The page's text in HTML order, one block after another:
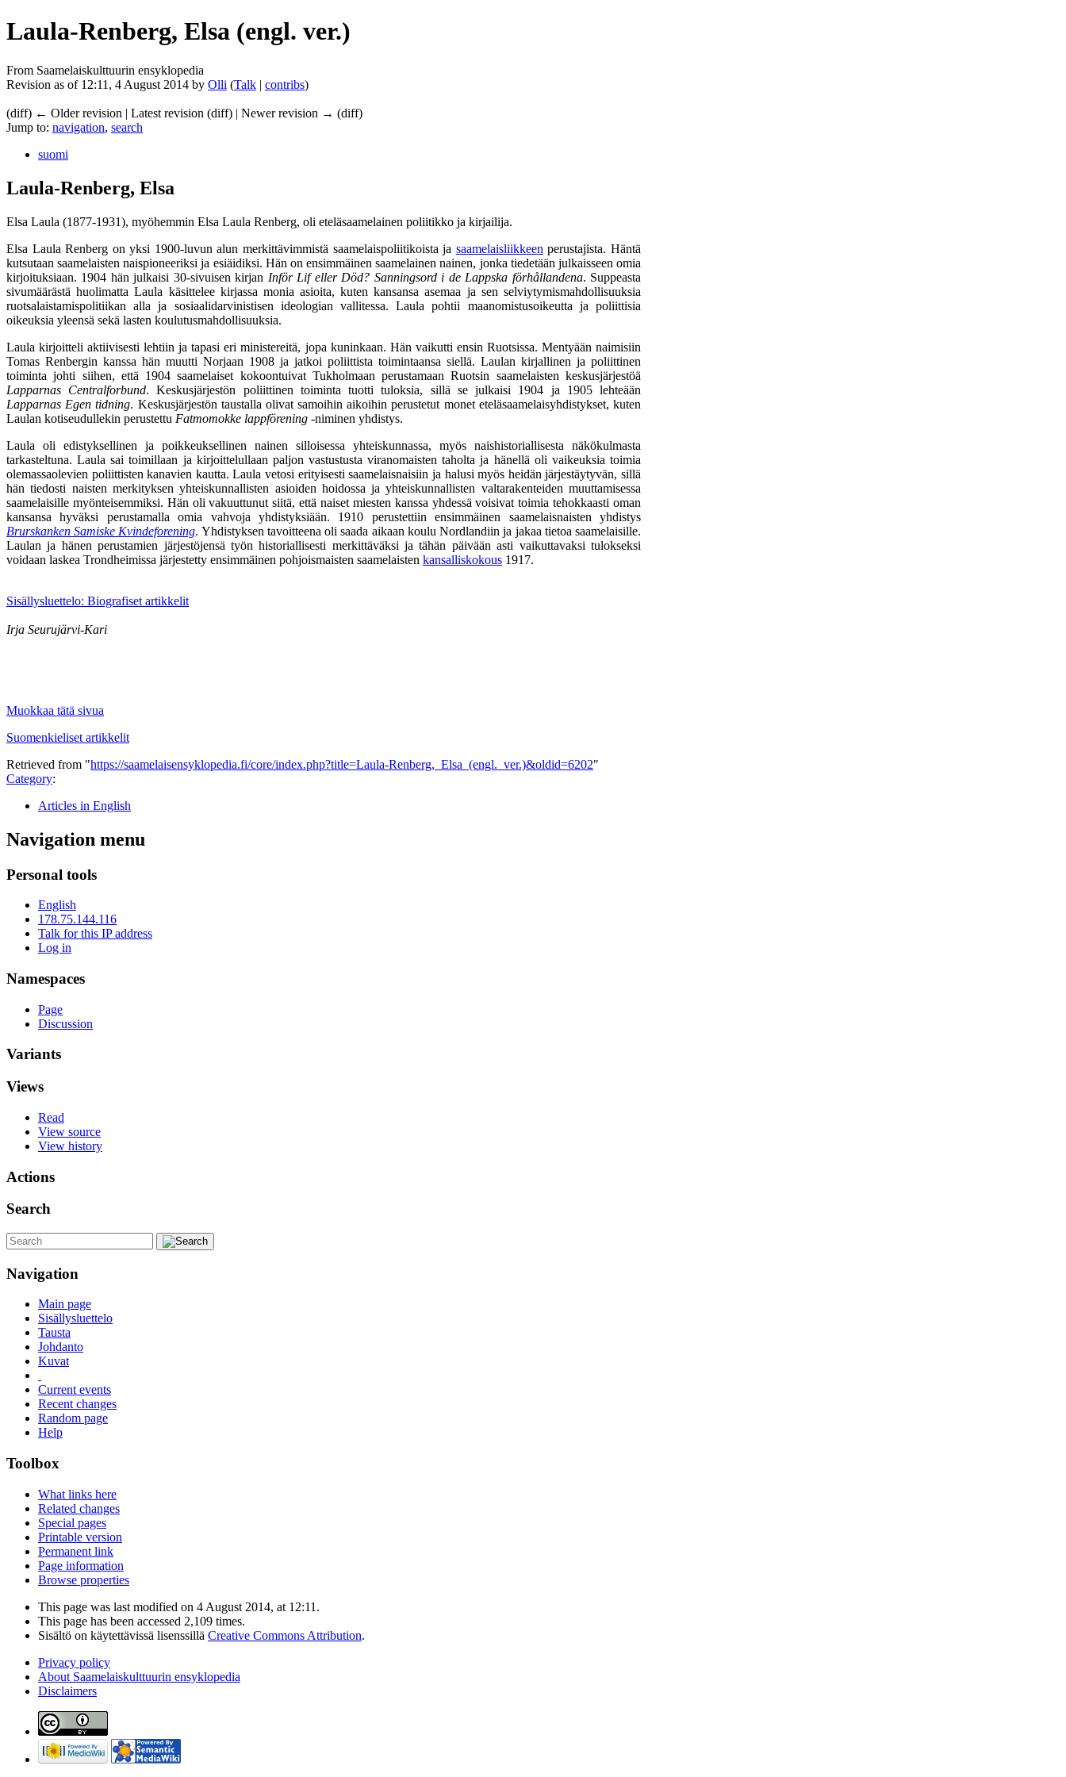
Laula-Renberg, Elsa (engl. ver.)
From Saamelaiskulttuurin ensyklopedia
Revision as of 12:11, 4 August 2014 by Olli (Talk | contribs)
(diff) ← Older revision | Latest revision (diff) | Newer revision → (diff)
Jump to: navigation, search
suomi
Laula-Renberg, Elsa
Elsa Laula (1877-1931), myöhemmin Elsa Laula Renberg, oli eteläsaamelainen poliitikko ja kirjailija.
Elsa Laula Renberg on yksi 1900-luvun alun merkittävimmistä saamelaispoliitikoista ja saamelaisliikkeen perustajista. Häntä
kutsutaan saamelaisten naispioneeriksi ja esiäidiksi. Hän on ensimmäinen saamelainen nainen, jonka tiedetään julkaisseen omia
kirjoituksiaan. 1904 hän julkaisi 30-sivuisen kirjan Inför Lif eller Död? Sanningsord i de Lappska förhållandena. Suppeasta
sivumäärästä huolimatta Laula käsittelee kirjassa monia asioita, kuten kansansa asemaa ja sen selviytymismahdollisuuksia
ruotsalaistamispolitiikan alla ja sosiaalidarvinistisen ideologian vallitessa. Laula pohtii maanomistusoikeutta ja poliittisia
oikeuksia yleensä sekä lasten koulutusmahdollisuuksia.
Laula kirjoitteli aktiivisesti lehtiin ja tapasi eri ministereitä, jopa kuninkaan. Hän vaikutti ensin Ruotsissa. Mentyään naimisiin
Tomas Renbergin kanssa hän muutti Norjaan 1908 ja jatkoi poliittista toimintaansa siellä. Laulan kirjallinen ja poliittinen
toiminta johti siihen, että 1904 saamelaiset kokoontuivat Tukholmaan perustamaan Ruotsin saamelaisten keskusjärjestöä
Lapparnas Centralforbund. Keskusjärjestön poliittinen toiminta tuotti tuloksia, sillä se julkaisi 1904 ja 1905 lehteään
Lapparnas Egen tidning. Keskusjärjestön taustalla olivat samoihin aikoihin perustetut monet eteläsaamelaisyhdistykset, kuten
Laulan kotiseudullekin perustettu Fatmomokke lappförening -niminen yhdistys.
Laula oli edistyksellinen ja poikkeuksellinen nainen silloisessa yhteiskunnassa, myös naishistoriallisesta näkökulmasta
tarkasteltuna. Laula sai toimillaan ja kirjoittelullaan paljon vastustusta viranomaisten taholta ja hänellä oli vaikeuksia toimia
olemassaolevien poliittisten kanavien kautta. Laula vetosi erityisesti saamelaisnaisiin ja halusi myös heidän järjestäytyvän, sillä
hän tiedosti naisten merkityksen yhteiskunnallisten asioiden hoidossa ja yhteiskunnallisten valtarakenteiden muuttamisessa
saamelaisille myönteisemmiksi. Hän oli vakuuttunut siitä, että naiset miesten kanssa yhdessä voisivat toimia tehokkaasti oman
kansansa hyväksi perustamalla omia vahvoja yhdistyksiään. 1910 perustettiin ensimmäinen saamelaisnaisten yhdistys
Brurskanken Samiske Kvindeforening. Yhdistyksen tavoitteena oli saada aikaan koulu Nordlandiin ja jakaa tietoa saamelaisille.
Laulan ja hänen perustamien järjestöjensä työn historiallisesti merkittäväksi ja tähän päivään asti vaikuttavaksi tulokseksi
voidaan laskea Trondheimissa järjestetty ensimmäinen pohjoismaisten saamelaisten kansalliskokous 1917.
Sisällysluettelo: Biografiset artikkelit
Irja Seurujärvi-Kari
Muokkaa tätä sivua
Suomenkieliset artikkelit
Retrieved from "https://saamelaisensyklopedia.fi/core/index.php?title=Laula-Renberg,_Elsa_(engl._ver.)&oldid=6202"
Category:
Articles in English
Navigation menu
Personal tools
English
178.75.144.116
Talk for this IP address
Log in
Namespaces
Page
Discussion
Variants
Views
Read
View source
View history
Actions
Search
Navigation
Main page
Sisällysluettelo
Tausta
Johdanto
Kuvat
Current events
Recent changes
Random page
Help
Toolbox
What links here
Related changes
Special pages
Printable version
Permanent link
Page information
Browse properties
This page was last modified on 4 August 2014, at 12:11.
This page has been accessed 2,109 times.
Sisältö on käytettävissä lisenssillä Creative Commons Attribution.
Privacy policy
About Saamelaiskulttuurin ensyklopedia
Disclaimers